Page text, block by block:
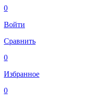
0
Войти
Сравнить
0
Избранное
0